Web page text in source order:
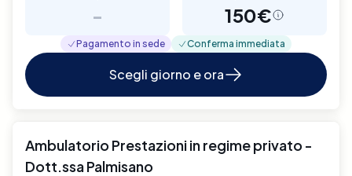
- 150€
Pagamento in sede Conferma immediata
Scegli giorno e ora
Ambulatorio Prestazioni in regime privato -
Dott.ssa Palmisano